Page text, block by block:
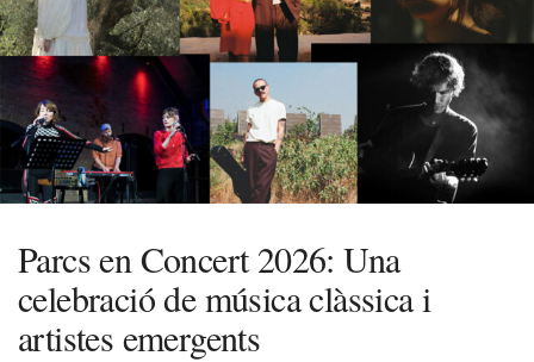
Parcs en Concert 2026: Una
celebració de música clàssica i
artistes emergents